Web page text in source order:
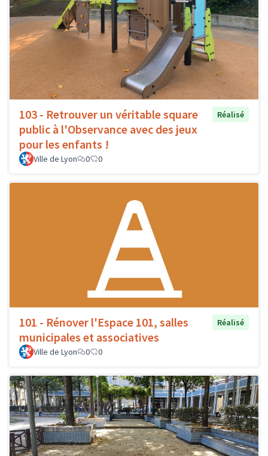
103 - Retrouver un véritable square
public à l'Observance avec des jeux
pour les enfants !
Réalisé
Ville de Lyon 0 0
101 - Rénover l'Espace 101, salles
municipales et associatives
Réalisé
Ville de Lyon 0 0